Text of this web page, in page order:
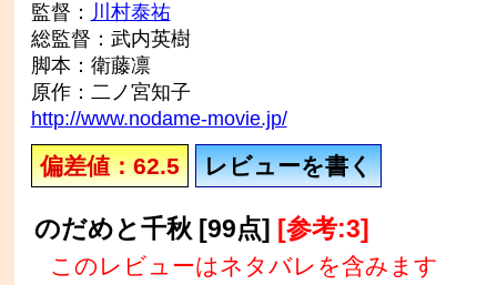
監督： 川村泰祐
総監督：武内英樹
脚本：衛藤凛
原作：二ノ宮知子
http://www.nodame-movie.jp/
偏差値：62.5 レビューを書く
のだめと千秋 [99点] [参考:3]
このレビューはネタバレを含みます